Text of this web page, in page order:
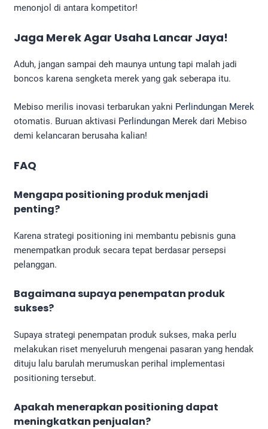
menonjol di antara kompetitor!
Jaga Merek Agar Usaha Lancar Jaya!
Aduh, jangan sampai deh maunya untung tapi malah jadi
boncos karena sengketa merek yang gak seberapa itu.
Mebiso merilis inovasi terbarukan yakni Perlindungan Merek
otomatis. Buruan aktivasi Perlindungan Merek dari Mebiso
demi kelancaran berusaha kalian!
FAQ
Mengapa positioning produk menjadi
penting?
Karena strategi positioning ini membantu pebisnis guna
menempatkan produk secara tepat berdasar persepsi
pelanggan.
Bagaimana supaya penempatan produk
sukses?
Supaya strategi penempatan produk sukses, maka perlu
melakukan riset menyeluruh mengenai pasaran yang hendak
dituju lalu barulah merumuskan perihal implementasi
positioning tersebut.
Apakah menerapkan positioning dapat
meningkatkan penjualan?